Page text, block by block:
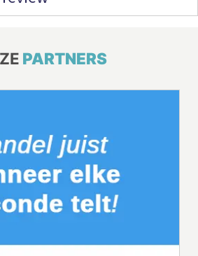
PARTNERS